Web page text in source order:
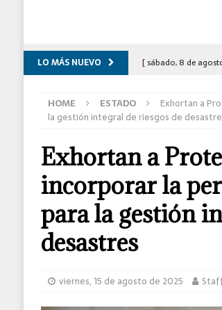
LO MÁS NUEVO [ sábado, 8 de
[ sábado, 8 de
[ viernes, 7 de
C-5
[ viernes, 7 de
[ sábado, 8 de
HOME ESTADO
Exhortan a
la gestión integral de riesgos de
Exhortan a
incorporar la
para la gestión
desastres
viernes, 15 de agosto de 2025